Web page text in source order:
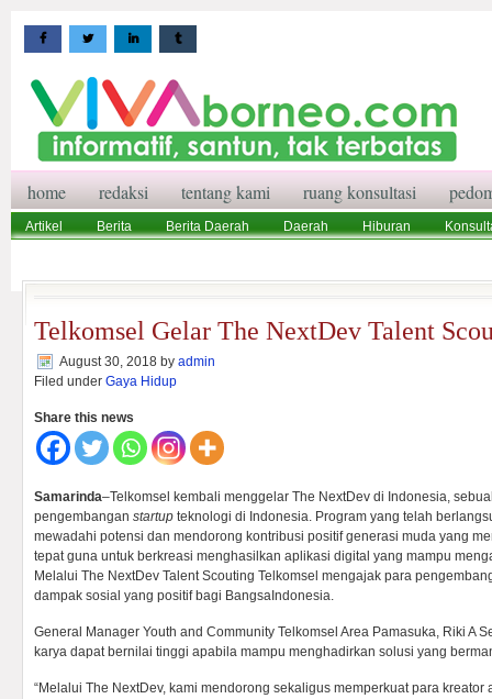
home redaksi tentang kami ruang konsultasi
Artikel Berita Berita Daerah Daerah Hiburan
Telkomsel Gelar The NextDev Talent
August 30, 2018 by admin
Filed under Gaya Hidup
Share this news
Samarinda–Telkomsel kembali menggelar The NextDev di Indonesia,
pengembangan startup teknologi di Indonesia. Program yang telah
mewadahi potensi dan mendorong kontribusi positif generasi muda yang
tepat guna untuk berkreasi menghasilkan aplikasi digital yang mampu
Melalui The NextDev Talent Scouting Telkomsel mengajak para
dampak sosial yang positif bagi BangsaIndonesia.
General Manager Youth and Community Telkomsel Area Pamasuka, Riki A
karya dapat bernilai tinggi apabila mampu menghadirkan solusi yang
“Melalui The NextDev, kami mendorong sekaligus memperkuat para